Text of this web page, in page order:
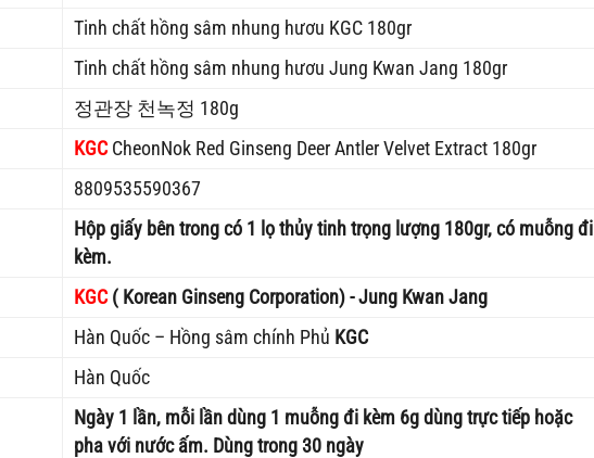
Tinh chất hồng sâm nhung hươu KGC 180gr
Tinh chất hồng sâm nhung hươu Jung Kwan Jang 180gr
정관장 천녹정 180g
KGCCheonNok Red Ginseng Deer Antler Velvet Extract 180gr
8809535590367
Hộp giấy bên trong có 1 lọ thủy tinh trọng lượng 180gr, có muỗng đi
kèm.
KGC ( Korean Ginseng Corporation) - Jung Kwan Jang
Hàn Quốc – Hồng sâm chính Phủ KGC
Hàn Quốc
Ngày 1 lần, mỗi lần dùng 1 muỗng đi kèm 6g dùng trực tiếp hoặc
pha với nước ấm. Dùng trong 30 ngày